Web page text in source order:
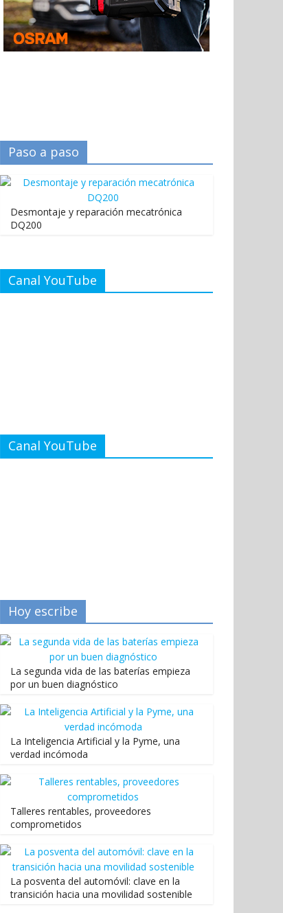
Paso a paso
Desmontaje y reparación mecatrónica
DQ200
Canal YouTube
Canal YouTube
Hoy escribe
La segunda vida de las baterías empieza
por un buen diagnóstico
La Inteligencia Artificial y la Pyme, una
verdad incómoda
Talleres rentables, proveedores
comprometidos
La posventa del automóvil: clave en la
transición hacia una movilidad sostenible